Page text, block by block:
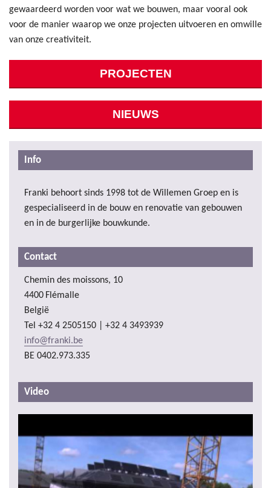
gewaardeerd worden voor wat we bouwen, maar vooral ook
voor de manier waarop we onze projecten uitvoeren en omwille
van onze creativiteit.
PROJECTEN
NIEUWS
Info
Franki behoort sinds 1998 tot de Willemen Groep en is
gespecialiseerd in de bouw en renovatie van gebouwen
en in de burgerlijke bouwkunde.
Contact
Chemin des moissons, 10
4400 Flémalle
België
Tel +32 4 2505150 | +32 4 3493939
info@franki.be
BE 0402.973.335
Video